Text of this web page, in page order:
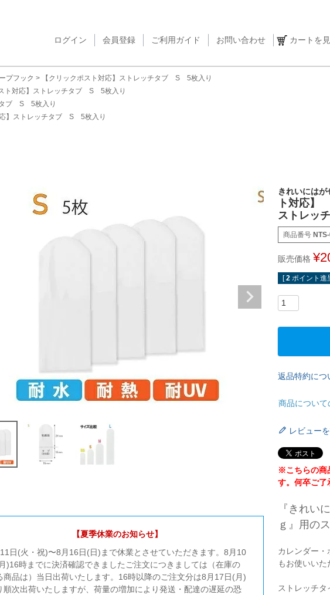
ログイン 会員登録 ご利用ガイド お問い合わせ カートを
検索
プフック
【クリックポスト対応】ストレッチタブ S 5枚入り
スト対応】ストレッチタブ S 5枚入り
タブ S 5枚入り
応】ストレッチタブ S 5枚入り
【夏季休業のお知らせ】
日(火・祝)〜8月16日(日)まで休業とさせていただきます。8月10
)16時までに決済確認できましたご注文につきましては（在庫の
商品は）当日出荷いたします。16時以降のご注文分は8月17日(月)
順次出荷いたしますが、荷量の増加により発送・配達の遅延の恐
きれいには
ト対応】
ストレッ
商品番号
販売価格 ¥
[ 2 ポイント進
返品特約につ
商品につい
レビューを
※こちらの商
す。何卒ご了
『きれい
ｇ』用の
カレンダー・
もお使いいた
ストレッチ